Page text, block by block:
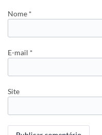
Nome *
E-mail *
Site